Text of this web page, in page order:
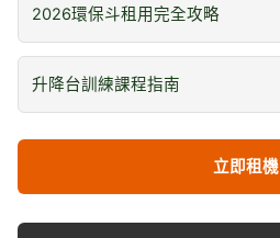
2026環保斗租用完全攻略
升降台訓練課程指南
立即租機